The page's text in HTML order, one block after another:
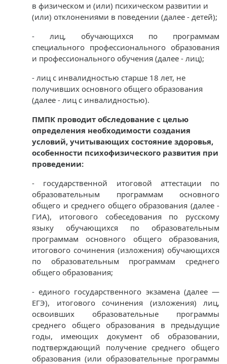
в физическом и (или) психическом развитии и
(или) отклонениями в поведении (далее - детей);
- лиц, обучающихся по программам
специального профессионального образования
и профессионального обучения (далее - лиц);
- лиц с инвалидностью старше 18 лет, не
получивших основного общего образования
(далее - лиц с инвалидностью).
ПМПК проводит обследование с целью
определения необходимости создания
условий, учитывающих состояние здоровья,
особенности психофизического развития при
проведении:
- государственной итоговой аттестации по
образовательным программам основного
общего и среднего общего образования (далее -
ГИА), итогового собеседования по русскому
языку обучающихся по образовательным
программам основного общего образования,
итогового сочинения (изложения) обучающихся
по образовательным программам среднего
общего образования;
- единого государственного экзамена (далее —
ЕГЭ), итогового сочинения (изложения) лиц,
освоивших образовательные программы
среднего общего образования в предыдущие
годы, имеющих документ об образовании,
подтверждающий получение среднего общего
образования (или образовательные программы